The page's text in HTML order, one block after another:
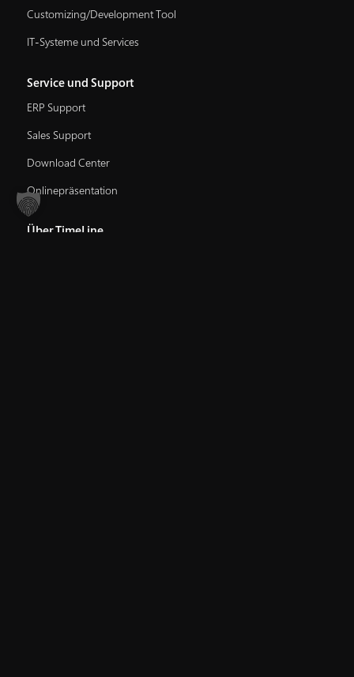
Customizing/Development Tool
IT-Systeme und Services
Service und Support
ERP Support
Sales Support
Download Center
Onlinepräsentation
Über TimeLine